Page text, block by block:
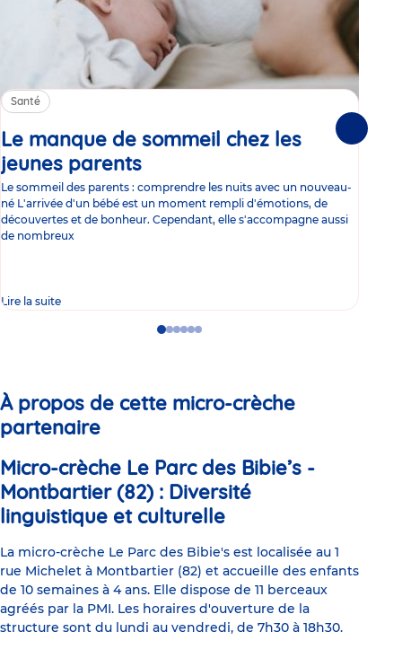
Santé
Le manque de sommeil chez les
jeunes parents
Le sommeil des parents : comprendre les nuits avec un nouveau-
né L'arrivée d'un bébé est un moment rempli d'émotions, de
découvertes et de bonheur. Cependant, elle s'accompagne aussi
de nombreux
Lire la suite
GoGoGoGo
GoGo
À propos de cette micro-crèche
partenaire
Micro-crèche Le Parc des Bibie’s -
Montbartier (82) : Diversité
linguistique et culturelle
La micro-crèche Le Parc des Bibie's est localisée au 1
rue Michelet à Montbartier (82) et accueille des enfants
de 10 semaines à 4 ans. Elle dispose de 11 berceaux
agréés par la PMI. Les horaires d'ouverture de la
structure sont du lundi au vendredi, de 7h30 à 18h30.